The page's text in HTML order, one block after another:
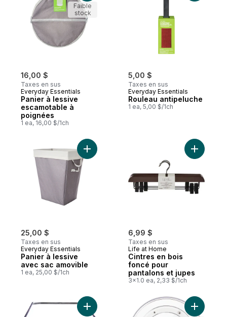
16,00 $
Taxes en sus
Everyday Essentials
Panier à lessive
escamotable à
poignées
1 ea, 16,00 $/1ch
Faible
stock
5,00 $
Taxes en sus
Everyday Essentials
Rouleau antipeluche
1 ea, 5,00 $/1ch
25,00 $
Taxes en sus
Everyday Essentials
Panier à lessive
avec sac amovible
1 ea, 25,00 $/1ch
Ajouter Panier à lessive avec sac
6,99 $
Taxes en sus
Life at Home
Cintres en bois
foncé pour
pantalons et jupes
3x1.0 ea, 2,33 $/1ch
Ajouter
Ajouter Grand bac de rangementAjouter